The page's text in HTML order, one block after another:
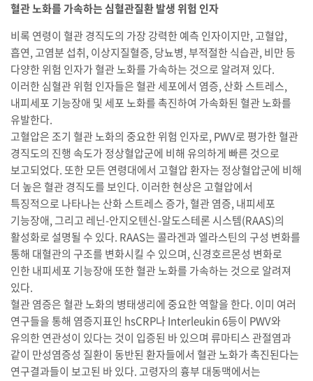
혈관 노화를 가속하는 심혈관질환 발생 위험 인자
비록 연령이 혈관 경직도의 가장 강력한 예측 인자이지만, 고혈압,
흡연, 고염분 섭취, 이상지질혈증, 당뇨병, 부적절한 식습관, 비만 등
다양한 위험 인자가 혈관 노화를 가속하는 것으로 알려져 있다.
이러한 심혈관 위험 인자들은 혈관 세포에서 염증, 산화 스트레스,
내피세포 기능장애 및 세포 노화를 촉진하여 가속화된 혈관 노화를
유발한다.
고혈압은 조기 혈관 노화의 중요한 위험 인자로, PWV로 평가한 혈관
경직도의 진행 속도가 정상혈압군에 비해 유의하게 빠른 것으로
보고되었다. 또한 모든 연령대에서 고혈압 환자는 정상혈압군에 비해
더 높은 혈관 경직도를 보인다. 이러한 현상은 고혈압에서
특징적으로 나타나는 산화 스트레스 증가, 혈관 염증, 내피세포
기능장애, 그리고 레닌-안지오텐신-알도스테론 시스템(RAAS)의
활성화로 설명될 수 있다. RAAS는 콜라겐과 엘라스틴의 구성 변화를
통해 대혈관의 구조를 변화시킬 수 있으며, 신경호르몬성 변화로
인한 내피세포 기능장애 또한 혈관 노화를 가속하는 것으로 알려져
있다.
혈관 염증은 혈관 노화의 병태생리에 중요한 역할을 한다. 이미 여러
연구들을 통해 염증지표인 hsCRP나 Interleukin 6등이 PWV와
유의한 연관성이 있다는 것이 입증된 바 있으며 류마티스 관절염과
같이 만성염증성 질환이 동반된 환자들에서 혈관 노화가 촉진된다는
연구결과들이 보고된 바 있다. 고령자의 흉부 대동맥에서는